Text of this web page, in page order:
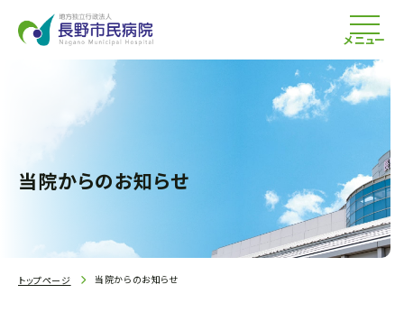
メニュー
当院からのお知らせ
トップページ 当院からのお知らせ